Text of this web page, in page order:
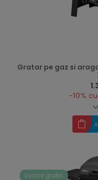
Gratar pe gaz si
-10%
Livrare gratis